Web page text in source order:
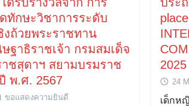
ทักษะวิชาการระดับ
ถ้วยพระราชทาน
ฐาธิราชเจ้า กรมสมเด็จ
ชสุดาฯ สยามบรมราช
พ.ศ. 2567
ขอแสดงความยินดี
2025
24
เด็กห